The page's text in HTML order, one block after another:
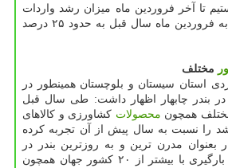
تا آخر فروردین ماه میزان رشد واردات
كالاهای اساسی نسبت به فروردین ماه سال قبل به حدود ۲۵ درصد
مختلف
استان سیستان و بلوچستان همینطور در
بندر چابهار اظهار داشت: طی سال قبل
مختلف همچون محصولات كشاورزی و كالاهای
درصد رشد را نسبت به سال پیش از آن تجربه كرده
بعنوان مدرن ترین و به روزترین بندر در
حوزه تجهیزات تخلیه و بارگیری با بیشتر از ۲۰ كشور جهان همچون